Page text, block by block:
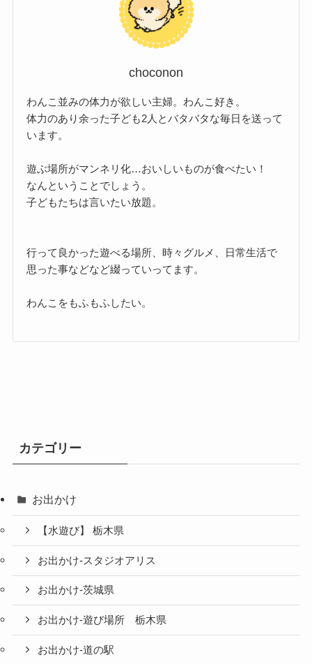
choconon
わんこ並みの体力が欲しい主婦。わんこ好き。
体力のあり余った子ども2人とバタバタな毎日を送って
います。
遊ぶ場所がマンネリ化…おいしいものが食べたい！
なんということでしょう。
子どもたちは言いたい放題。
行って良かった遊べる場所、時々グルメ、日常生活で
思った事などなど綴っていってます。
わんこをもふもふしたい。
カテゴリー
お出かけ
【水遊び】 栃木県
お出かけ-スタジオアリス
お出かけ-茨城県
お出かけ-遊び場所 栃木県
お出かけ-道の駅